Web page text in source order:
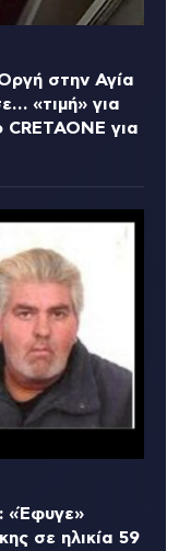
στην Αγία
«τιμή» για
για
«Έφυγε»
σε ηλικία 59